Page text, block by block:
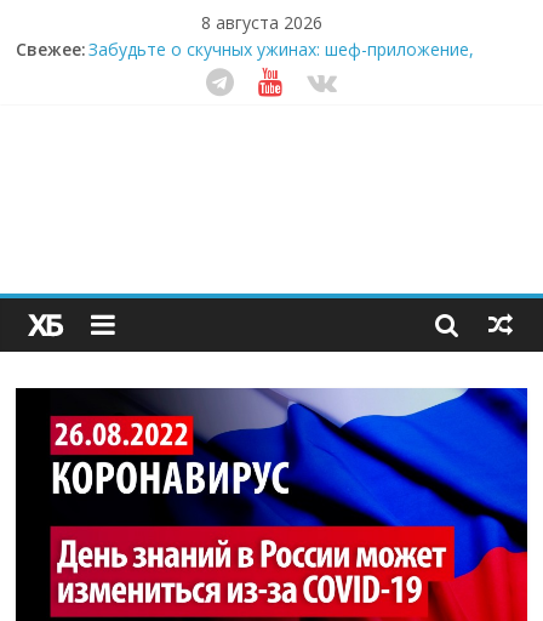
8 августа 2026
Свежее:Забудьте о скучных ужинах: шеф-приложение,
которое видит вашу еду насквозь
Небо зовёт: как бизнес на полётах дронов и
Секрет супергидратации: почему кокосовая вода с
пребиотиками становится главным трендом
здорового питания